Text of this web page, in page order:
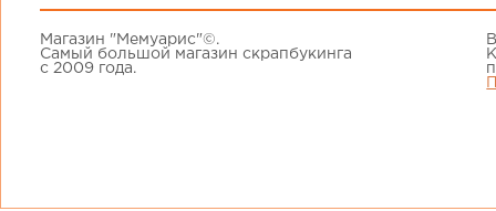
Магазин "Мемуарис"©.
Самый большой магазин скрапбукинга
с 2009 года.